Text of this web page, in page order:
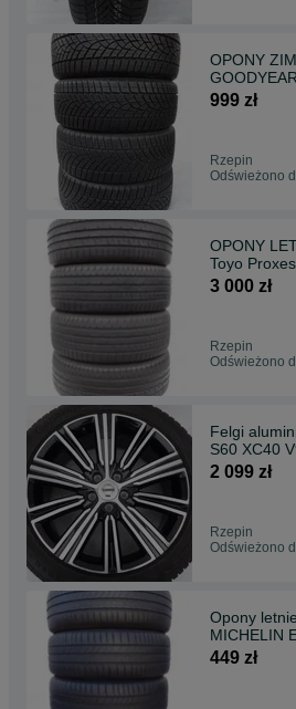
OPONY
8mm
999 zł
Rzepin
Odświeżono
OPONY
Toyo
3 000 zł
Rzepin
Odświeżono
Felgi
S60 XC40
42
2 099 zł
Rzepin
Odświeżono
Opony
MICHELIN
205/55R16
449 zł